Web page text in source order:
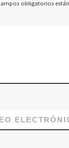
obligatorios